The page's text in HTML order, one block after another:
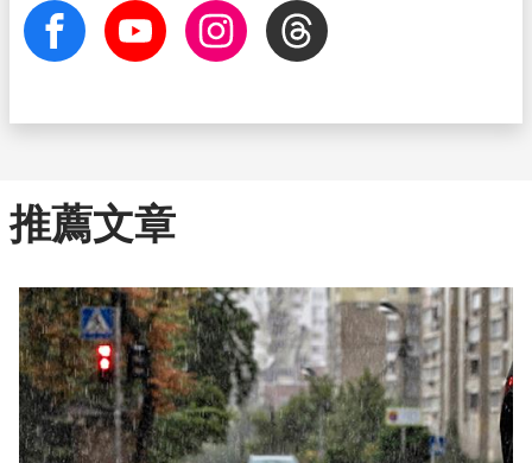
facebook Youtube InstagramThreads
推薦文章